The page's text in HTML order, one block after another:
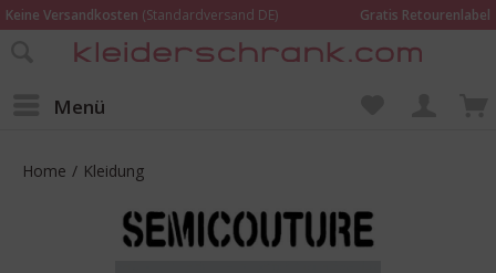
Keine Versandkosten (Standardversand DE)
Gratis Retourenlabel
Online bestellen – im Geschäft in Kempen anprobieren und beraten lassen
Menü
Home / Kleidung